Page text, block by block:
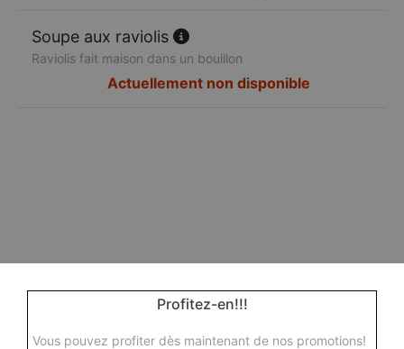
Soupe aux raviolis
Raviolis fait maison dans un bouillon
Actuellement non disponible
Profitez-en!!!
Vous pouvez profiter dès maintenant de nos promotions!